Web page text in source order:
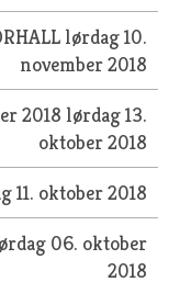
lørdag 10.
november 2018
2018 lørdag 13.
oktober 2018
11. oktober 2018
06. oktober
2018